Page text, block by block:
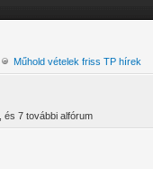
Műhold vételek friss TP hírek
, és 7 további alfórum